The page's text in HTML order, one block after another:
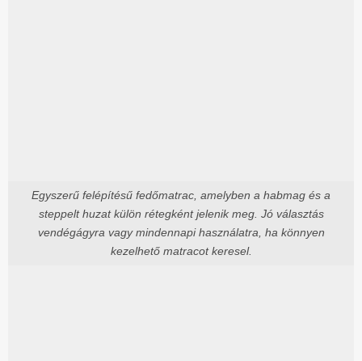
Egyszerű felépítésű fedőmatrac, amelyben a habmag és a
steppelt huzat külön rétegként jelenik meg. Jó választás
vendégágyra vagy mindennapi használatra, ha könnyen
kezelhető matracot keresel.